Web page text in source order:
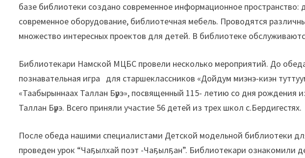
базе библиотеки создано современное информационное пространство:
современное оборудование, библиотечная мебель. Проводятся
множество интересных проектов для детей. В библиотеке
Библиотекари Намской МЦБС провели несколько мероприятий. До
познавательная игра для старшеклассников «Дойдум миэнэ-киэн
«Таабырыннаах Таллан Бүрэ», посвященный 115- летию со дня рождения
Таллан Бүрэ. Всего приняли участие 56 детей из трех школ с.Бердигестях.
После обеда нашими специалистами Детской модельной библиотеки
проведен урок “Чаҕылхай поэт -Чаҕылҕан”. Библиотекари ознакомили